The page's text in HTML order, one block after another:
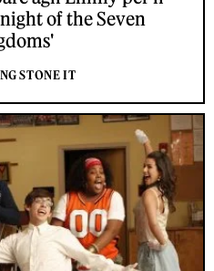
of the Seven
STONE IT